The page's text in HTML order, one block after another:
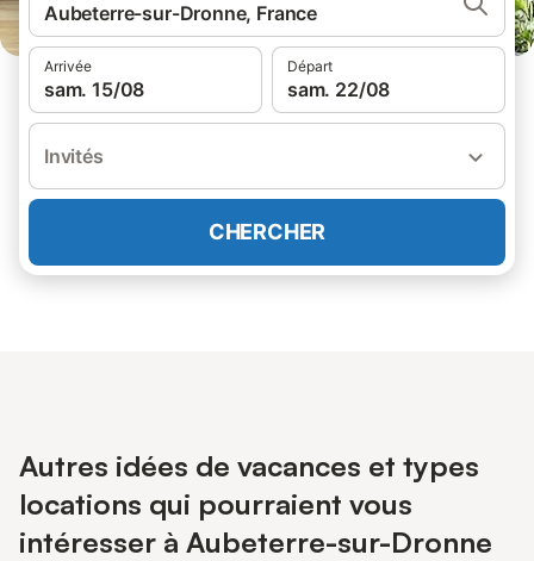
Aubeterre-sur-Dronne, France
Arrivée
sam. 15/08
Départ
sam. 22/08
Invités
CHERCHER
Autres idées de vacances et types
locations qui pourraient vous
intéresser à Aubeterre-sur-Dronne